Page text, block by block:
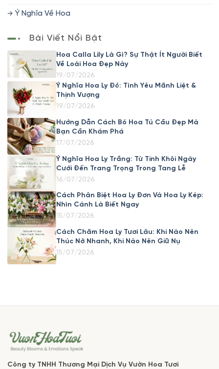
Ý Nghĩa Về Hoa
Bài Viết Nổi Bật
Hoa Calla Lily Là Gì? Sự Thật Ít Người Biết
Về Loài Hoa Đẹp Này
19/07/2026
Ý Nghĩa Hoa Ly Đỏ: Tình Yêu Mãnh Liệt &
Thịnh Vượng
19/07/2026
Hướng Dẫn Cách Bó Hoa Tú Cầu Đẹp Mà
Bạn Cần Khám Phá
17/07/2026
Ý Nghĩa Hoa Ly Trắng: Từ Tinh Khôi Ngày
Cưới Đến Trang Trọng Trong Tang Lễ
16/07/2026
Cách Phân Biệt Hoa Ly Đơn Và Hoa Ly Kép:
Nhìn Cánh Là Biết Ngay
15/07/2026
Cách Chăm Hoa Ly Tươi Lâu: Khi Nào Nên
Thúc Nở Nhanh, Khi Nào Nên Giữ Nụ
15/07/2026
Công ty TNHH Thương Mại Dịch Vụ Vườn Hoa Tươi